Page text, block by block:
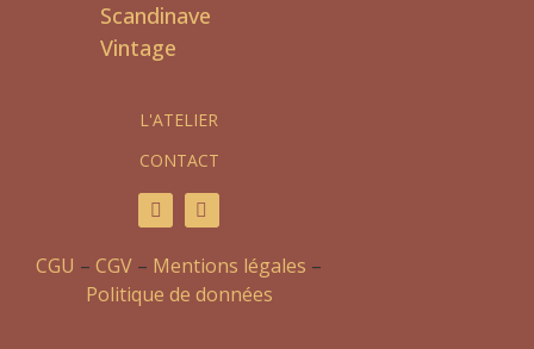
Scandinave
Vintage
L'ATELIER
CONTACT
CGU – CGV – Mentions légales –
Politique de données